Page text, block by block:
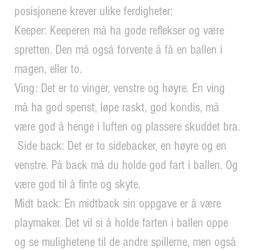
posisjonene krever ulike ferdigheter:
Keeper: Keeperen må ha gode reflekser og være
spretten. Den må også forvente å få en ballen i
magen, eller to.
Ving: Det er to vinger, venstre og høyre. En ving
må ha god spenst, løpe raskt, god kondis, må
være god å henge i luften og plassere skuddet bra.
venstre. På back må du holde god fart i ballen. Og
være god til å finte og skyte.
Midt back: En midtback sin oppgave er å være
playmaker. Det vil si å holde farten i ballen oppe
og se mulighetene til de andre spillerne, men også